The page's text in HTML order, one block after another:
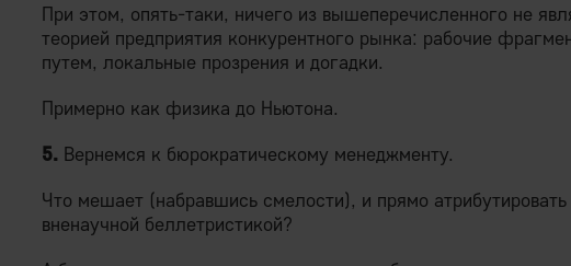
При этом, опять-таки, ничего из вышеперечисленного не
теорией предприятия конкурентного рынка: рабочие
путем, локальные прозрения и догадки.
Примерно как физика до Ньютона.
5. Вернемся к бюрократическому менеджменту.
Что мешает (набравшись смелости), и прямо
вненаучной беллетристикой?